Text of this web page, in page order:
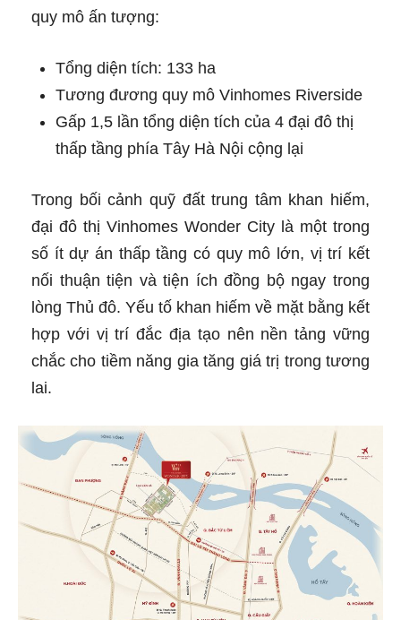
quy mô ấn tượng:
Tổng diện tích: 133 ha
Tương đương quy mô Vinhomes Riverside
Gấp 1,5 lần tổng diện tích của 4 đại đô thị
thấp tầng phía Tây Hà Nội cộng lại
Trong bối cảnh quỹ đất trung tâm khan hiếm,
đại đô thị Vinhomes Wonder City là một trong
số ít dự án thấp tầng có quy mô lớn, vị trí kết
nối thuận tiện và tiện ích đồng bộ ngay trong
lòng Thủ đô. Yếu tố khan hiếm về mặt bằng kết
hợp với vị trí đắc địa tạo nên nền tảng vững
chắc cho tiềm năng gia tăng giá trị trong tương
lai.